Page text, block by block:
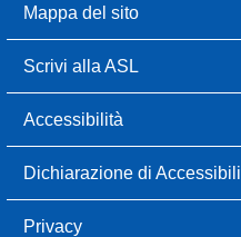
Mappa del sito
Scrivi alla ASL
Accessibilità
Dichiarazione di
Privacy